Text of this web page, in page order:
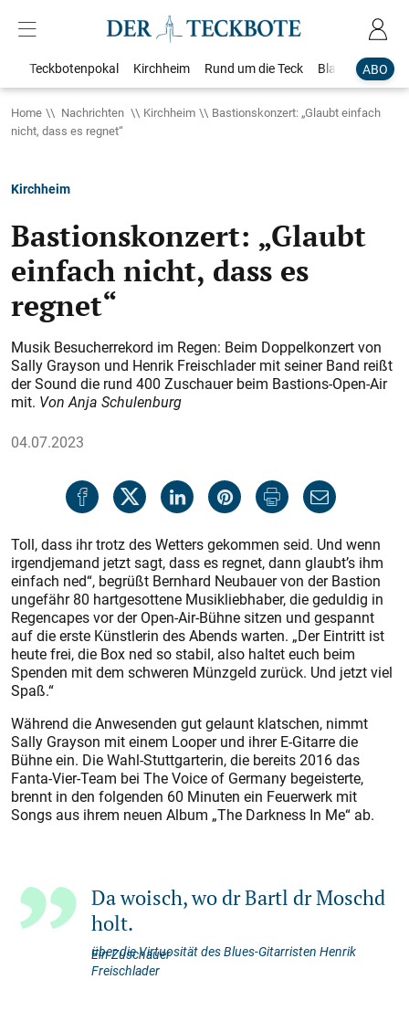
ABO
Teckbotenpokal Kirchheim Rund um die Teck Blaulicht
Home Nachrichten Kirchheim
Bastionskonzert: „Glaubt einfach
nicht, dass es regnet“
Kirchheim
Bastionskonzert: „Glaubt
einfach nicht, dass es
regnet“
Musik Besucherrekord im Regen: Beim Doppelkonzert von
Sally Grayson und Henrik Freischlader mit seiner Band reißt
der Sound die rund 400 Zuschauer beim Bastions-Open-Air
mit. Von Anja Schulenburg
04.07.2023
Toll, dass ihr trotz des Wetters gekommen seid. Und wenn
irgendjemand jetzt sagt, dass es regnet, dann glaubt’s ihm
einfach ned“, begrüßt Bernhard Neubauer von der Bastion
ungefähr 80 hartgesottene Musikliebhaber, die geduldig in
Regencapes vor der Open-Air-Bühne sitzen und gespannt
auf die erste Künstlerin des Abends warten. „Der Eintritt ist
heute frei, die Box ned so stabil, also haltet euch beim
Spenden mit dem schweren Münzgeld zurück. Und jetzt viel
Spaß.“
Während die Anwesenden gut gelaunt klatschen, nimmt
Sally Grayson mit einem Looper und ihrer E-Gitarre die
Bühne ein. Die Wahl-Stuttgarterin, die bereits 2016 das
Fanta-Vier-Team bei The Voice of Germany begeisterte,
brennt in den folgenden 60 Minuten ein Feuerwerk mit
Songs aus ihrem neuen Album „The Darkness In Me“ ab.
Da woisch, wo dr Bartl dr Moschd
holt.
Ein Zuschauer
über die Virtuosität des Blues-Gitarristen Henrik
Freischlader